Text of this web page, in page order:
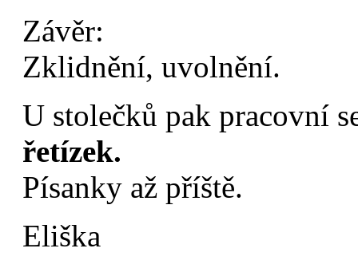
Závěr:
Zklidnění, uvolnění.
U stolečků pak pracovní
řetízek.
Písanky až příště.
Eliška